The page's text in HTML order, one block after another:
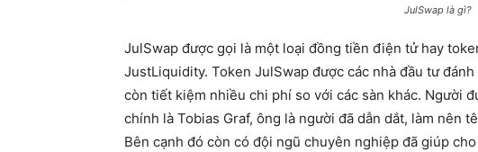
JulSwap là gì?
JulSwap được gọi là một loại đồng tiền điện tử hay
JustLiquidity. Token JulSwap được các nhà đầu tư
còn tiết kiệm nhiều chi phí so với các sàn khác. Người
chính là Tobias Graf, ông là người đã dẫn dắt, làm nên
Bên cạnh đó còn có đội ngũ chuyên nghiệp đã giúp